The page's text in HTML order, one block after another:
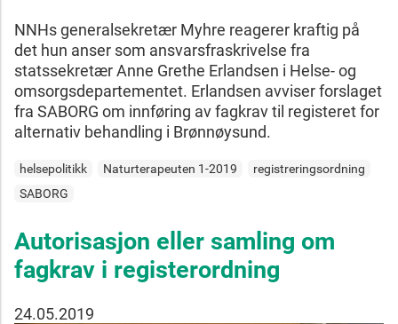
NNHs generalsekretær Myhre reagerer kraftig på
det hun anser som ansvarsfraskrivelse fra
statssekretær Anne Grethe Erlandsen i Helse- og
omsorgsdepartementet. Erlandsen avviser forslaget
fra SABORG om innføring av fagkrav til registeret for
alternativ behandling i Brønnøysund.
helsepolitikk Naturterapeuten 1-2019
registreringsordning
SABORG
Autorisasjon eller samling om
fagkrav i registerordning
24.05.2019